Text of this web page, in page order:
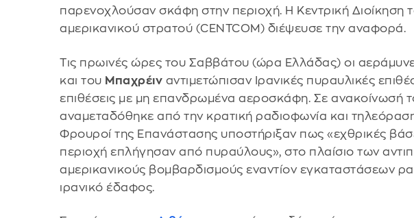
παρενοχλούσαν σκάφη στην περιοχή. Η Κεντρική Διοίκηση
αμερικανικού στρατού (CENTCOM) διέψευσε την αναφορά.
Τις πρωινές ώρες του Σαββάτου (ώρα Ελλάδας) οι
και του Μπαχρέιν αντιμετώπισαν Ιρανικές πυραυλικές
επιθέσεις με μη επανδρωμένα αεροσκάφη. Σε ανακοίνωσή
αναμεταδόθηκε από την κρατική ραδιοφωνία και τηλεόραση
Φρουροί της Επανάστασης υποστήριξαν πως «εχθρικές
περιοχή επλήγησαν από πυραύλους», στο πλαίσιο των
αμερικανικούς βομβαρδισμούς εναντίον εγκαταστάσεων
ιρανικό έδαφος.